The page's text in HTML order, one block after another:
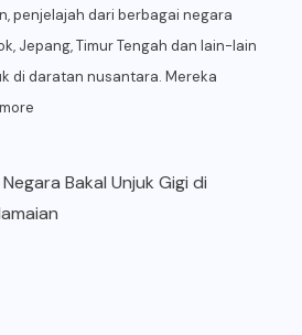
penjelajah dari berbagai negara
Jepang, Timur Tengah dan lain-lain
di daratan nusantara. Mereka
Bakal Unjuk Gigi di